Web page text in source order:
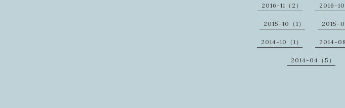
2016-11（2） 2016-10
2015-10（1） 2015-
2014-10（1） 2014-08
2014-04（5）